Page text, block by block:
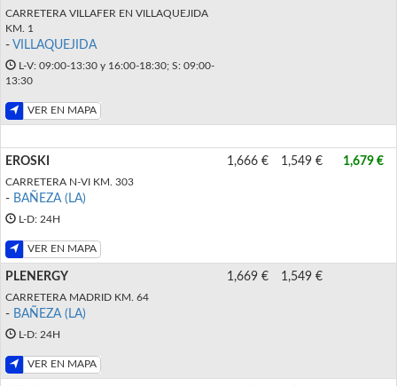
CARRETERA VILLAFER EN VILLAQUEJIDA
KM. 1
- VILLAQUEJIDA
L-V: 09:00-13:30 y 16:00-18:30; S: 09:00-
13:30
VER EN MAPA
EROSKI
CARRETERA N-VI KM. 303
- BAÑEZA (LA)
L-D: 24H
VER EN MAPA
1,666 € 1,549 € 1,679 €
PLENERGY
CARRETERA MADRID KM. 64
- BAÑEZA (LA)
L-D: 24H
VER EN MAPA
1,669 € 1,549 €